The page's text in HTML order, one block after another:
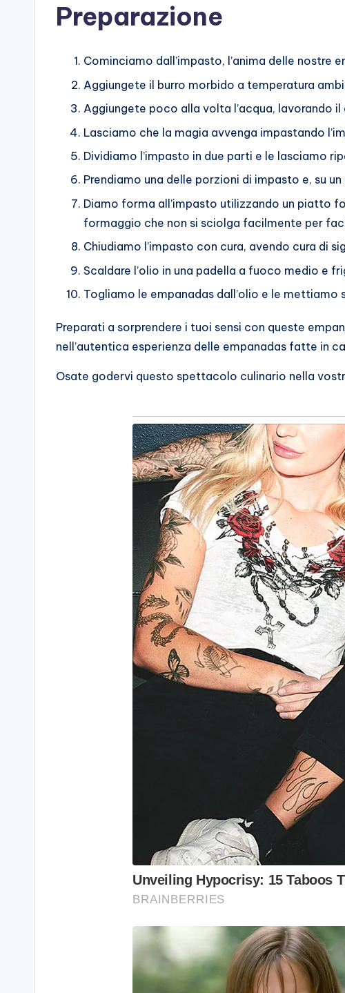
Preparazione
Cominciamo dall’impasto, l’anima delle nostre
Aggiungete il burro morbido a temperatura
Aggiungete poco alla volta l’acqua, lavorando
Lasciamo che la magia avvenga impastando
Dividiamo l’impasto in due parti e le lasciamo
Prendiamo una delle porzioni di impasto e, su
Diamo forma all’impasto utilizzando un piatto
formaggio che non si sciolga facilmente per
Chiudiamo l’impasto con cura, avendo cura di
Scaldare l’olio in una padella a fuoco medio e
Togliamo le empanadas dall’olio e le mettiamo
Preparati a sorprendere i tuoi sensi con queste
nell’autentica esperienza delle empanadas fatte in
Osate godervi questo spettacolo culinario nella